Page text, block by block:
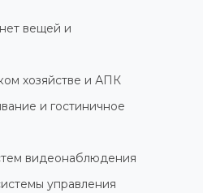
вещей и
хозяйстве и АПК
и гостиничное
видеонаблюдения
управления